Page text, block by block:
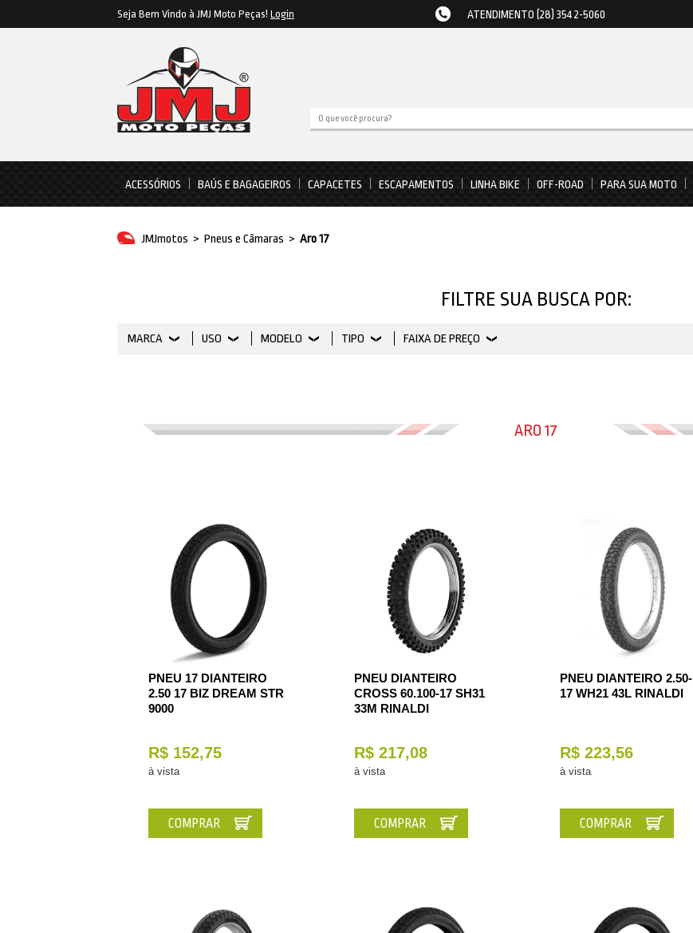
Seja Bem Vindo à JMJ Moto Peças! Login ATENDIMENTO (28) 3542-5060
ACESSÓRIOS BAÚS E BAGAGEIROS CAPACETES ESCAPAMENTOS LINHA BIKE OFF-ROAD PARA SUA MOTO
JMJmotos > Pneus e Câmaras > Aro 17
FILTRE SUA BUSCA POR:
MARCA USO MODELO TIPO FAIXA DE PREÇO
ARO 17
PNEU 17 DIANTEIRO
2.50 17 BIZ DREAM STR
9000
R$ 152,75
à vista
COMPRAR
PNEU DIANTEIRO
CROSS 60.100-17 SH31
33M RINALDI
R$ 217,08
à vista
COMPRAR
PNEU DIANTEIRO 2.50-
17 WH21 43L RINALDI
R$ 223,56
à vista
COMPRAR